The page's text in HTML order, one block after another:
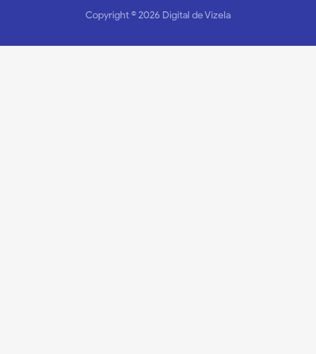
Copyright ©2026 Digital de Vizela